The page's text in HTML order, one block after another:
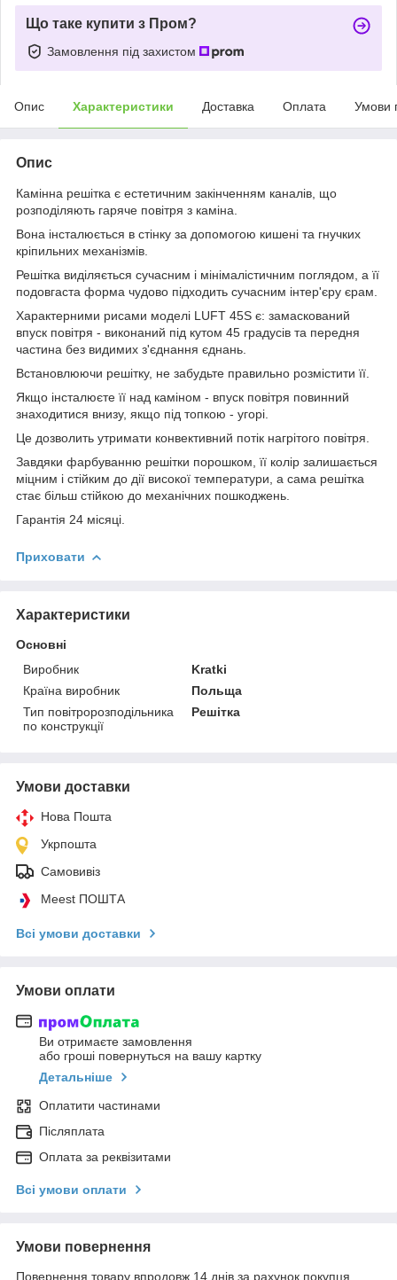
Що таке купити з Пром?
Замовлення під захистом
Опис Характеристики Доставка Оплата Умови
Опис
Камінна решітка є естетичним закінченням каналів, що
розподіляють гаряче повітря з каміна.
Вона інсталюється в стінку за допомогою кишені та гнучких
кріпильних механізмів.
Решітка виділяється сучасним і мінімалістичним поглядом, а її
подовгаста форма чудово підходить сучасним інтер'єру єрам.
Характерними рисами моделі LUFT 45S є: замаскований
впуск повітря - виконаний під кутом 45 градусів та передня
частина без видимих з'єднання єднань.
Встановлюючи решітку, не забудьте правильно розмістити її.
Якщо інсталюєте її над каміном - впуск повітря повинний
знаходитися внизу, якщо під топкою - угорі.
Це дозволить утримати конвективний потік нагрітого повітря.
Завдяки фарбуванню решітки порошком, її колір залишається
міцним і стійким до дії високої температури, а сама решітка
стає більш стійкою до механічних пошкоджень.
Гарантія 24 місяці.
Приховати
Характеристики
Основні
Виробник
Kratki
Країна виробник
Польща
Тип повітророзподільника
по конструкції
Решітка
Умови доставки
Нова Пошта
Укрпошта
Самовивіз
Meest ПОШТА
Всі умови доставки
Умови оплати
Ви отримаєте замовлення
або гроші повернуться на вашу картку
Детальніше
Оплатити частинами
Післяплата
Оплата за реквізитами
Всі умови оплати
Умови повернення
Повернення товару впродовж 14 днів за рахунок покупця